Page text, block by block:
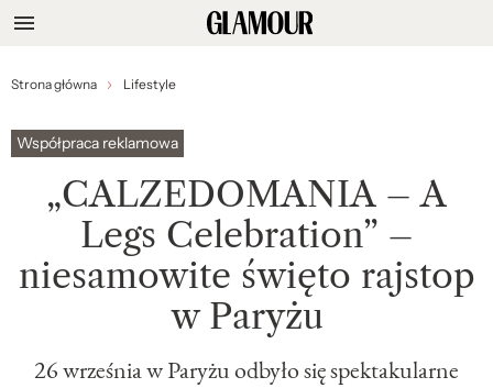
Strona główna Lifestyle
Współpraca reklamowa
„CALZEDOMANIA – A
Legs Celebration” –
niesamowite święto rajstop
w Paryżu
26 września w Paryżu odbyło się spektakularne